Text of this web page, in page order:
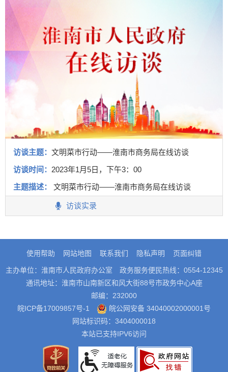
访谈主题： 文明菜市行动——淮南市商务局在线访谈
访谈时间： 2023年1月5日，下午3：00
主题描述：
文明菜市行动——淮南市商务局在线访谈
访谈实录
使用帮助 网站地图 联系我们 隐私声明 页面纠错
主办单位：淮南市人民政府办公室
政务服务便民热线：0554-12345
通讯地址：淮南市山南新区和风大街88号市政务中心A座
邮编：232000
皖ICP备17009857号-1
皖公网安备 34040002000001号
网站标识码：3404000018
本站已支持IPV6访问